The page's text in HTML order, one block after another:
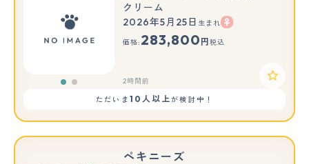
もっと見る
クリーム
2026年5月25日 生まれ
価格: 283,800 円 税込
2時間前
ただいま 10人以上が検討中！
ぺキニーズ